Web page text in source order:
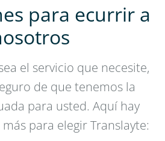
para ecurrir a
el servicio que necesite,
de que tenemos la
para usted. Aquí hay
para elegir Translayte: